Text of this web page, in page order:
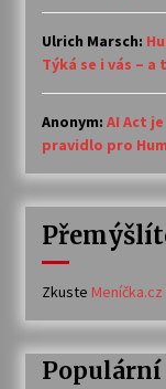
Ulrich Marsch:
Týká se i vás – a
Anonym: AI Act
pravidlo pro
Zkuste Meníčka.cz